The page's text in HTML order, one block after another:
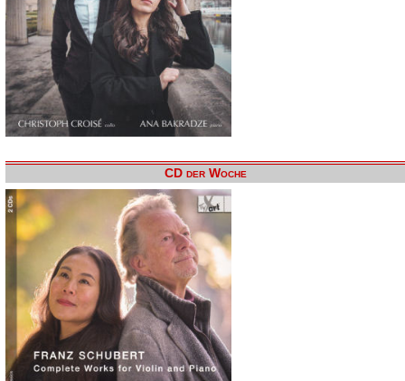
CD der Woche